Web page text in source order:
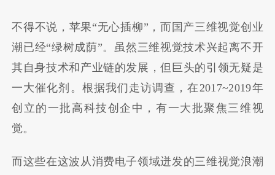
不得不说，苹果“无心插柳”，而国产三维视觉创业
潮已经“绿树成荫”。虽然三维视觉技术兴起离不开
其自身技术和产业链的发展，但巨头的引领无疑是
一大催化剂。根据我们走访调查，在2017~2019年
创立的一批高科技创企中，有一大批聚焦三维视
觉。
而这些在这波从消费电子领域迸发的三维视觉浪潮